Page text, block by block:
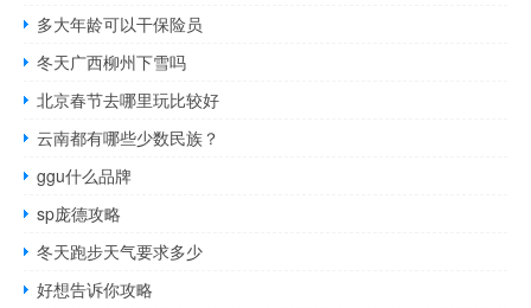
多大年龄可以干保险员
冬天广西柳州下雪吗
北京春节去哪里玩比较好
云南都有哪些少数民族？
ggu什么品牌
sp庞德攻略
冬天跑步天气要求多少
好想告诉你攻略